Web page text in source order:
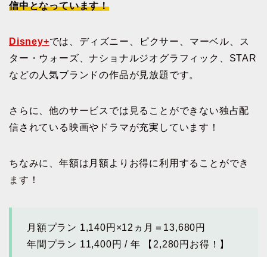
信中となっています！
Disney+では、ディズニー、ピクサー、マーベル、ス
ター・ウォーズ、ナショナルジオグラフィック、STAR
などの人気ブランドの作品が見放題です。
さらに、他のサービスでは見ることができない独占配
信されている映画やドラマが充実しています！
ちなみに、年額は月額よりお得に利用することができ
ます！
月額プラン 1,140円×12ヵ月＝13,680円
年間プラン 11,400円 / 年 【2,280円お得！】